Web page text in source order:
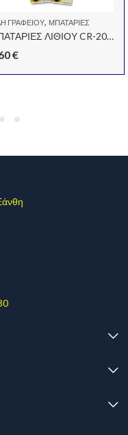
ΓΡΑΦΕΊΟΥ, ΜΠΑΤΑΡΊΕΣ
ΜΠΑΤΑΡΙΕΣ ΛΙΘΙΟΥ CR-2032.
€